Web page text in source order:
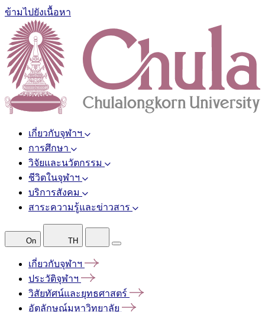
ข้ามไปยังเนื้อหา
เกี่ยวกับจุฬาฯ
การศึกษา
วิจัยและนวัตกรรม
ชีวิตในจุฬาฯ
บริการสังคม
สาระความรู้และข่าวสาร
On TH
เกี่ยวกับจุฬาฯ
ประวัติจุฬาฯ
วิสัยทัศน์และยุทธศาสตร์
อัตลักษณ์มหาวิทยาลัย